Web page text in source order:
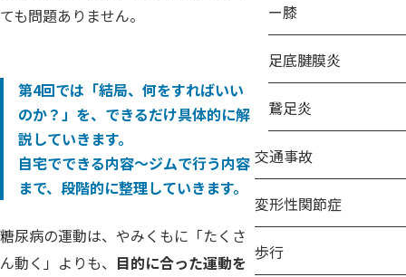
ても問題ありません。
第4回では「結局、何をすればいい
のか？」を、できるだけ具体的に解
説していきます。
自宅でできる内容〜ジムで行う内容
まで、段階的に整理していきます。
糖尿病の運動は、やみくもに「たくさ
ん動く」よりも、 目的に合った運動を
ー膝
足底腱膜炎
鵞足炎
交通事故
変形性関節症
歩行